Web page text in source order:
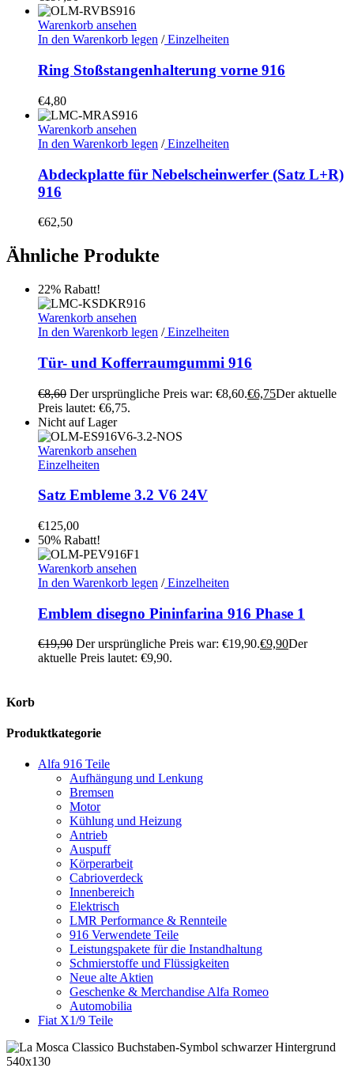
Warenkorb ansehen
In den Warenkorb legen /Einzelheiten
Ring Stoßstangenhalterung vorne 916
€4,80
Warenkorb ansehen
In den Warenkorb legen /Einzelheiten
Abdeckplatte für Nebelscheinwerfer (Satz L+R)
916
€62,50
Ähnliche Produkte
22% Rabatt!
Warenkorb ansehen
In den Warenkorb legen /Einzelheiten
Tür- und Kofferraumgummi 916
€8,60 Der ursprüngliche Preis war: €8,60.€6,75Der aktuelle
Preis lautet: €6,75.
Nicht auf Lager
Warenkorb ansehen
Einzelheiten
Satz Embleme 3.2 V6 24V
€125,00
50% Rabatt!
Warenkorb ansehen
In den Warenkorb legen /Einzelheiten
Emblem disegno Pininfarina 916 Phase 1
€19,90 Der ursprüngliche Preis war: €19,90.€9,90Der
aktuelle Preis lautet: €9,90.
Korb
Produktkategorie
Alfa 916 Teile
Aufhängung und Lenkung
Bremsen
Motor
Kühlung und Heizung
Antrieb
Auspuff
Körperarbeit
Cabrioverdeck
Innenbereich
Elektrisch
LMR Performance & Rennteile
916 Verwendete Teile
Leistungspakete für die Instandhaltung
Schmierstoffe und Flüssigkeiten
Neue alte Aktien
Geschenke & Merchandise Alfa Romeo
Automobilia
Fiat X1/9 Teile